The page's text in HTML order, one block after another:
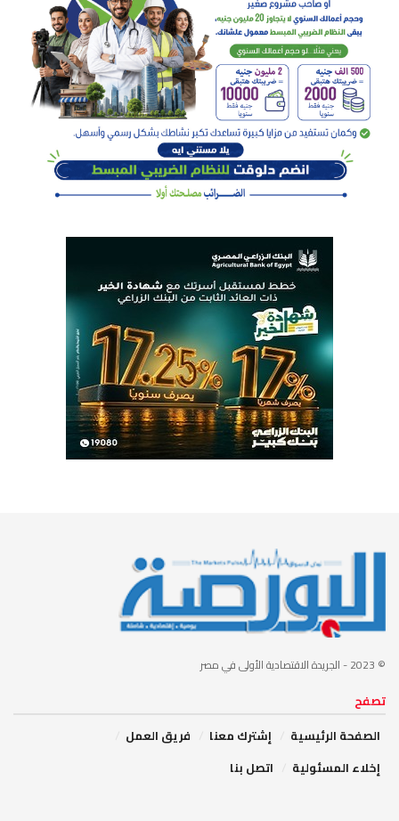
© 2023 - الجريدة الاقتصادية الأولى في مصر
تصفح
الصفحة الرئيسية
إشترك معنا
فريق العمل
إخلاء المسئولية
اتصل بنا